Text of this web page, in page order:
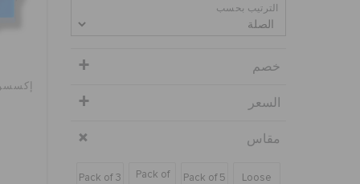
الترتيب بحسب
خصم
السعر
مقاس
Loose
Pack of 5
Pack of
Pack of 3